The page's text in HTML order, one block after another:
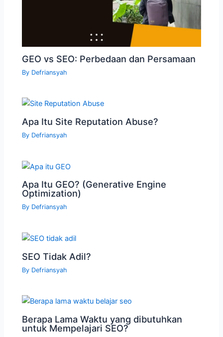
GEO vs SEO: Perbedaan dan Persamaan
By Defriansyah
Apa Itu Site Reputation Abuse?
By Defriansyah
Apa Itu GEO? (Generative Engine
Optimization)
By Defriansyah
SEO Tidak Adil?
By Defriansyah
Berapa Lama Waktu yang dibutuhkan
untuk Mempelajari SEO?